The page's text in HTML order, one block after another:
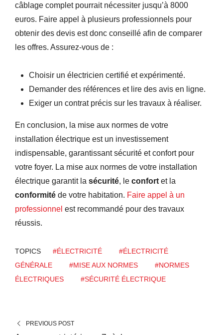
câblage complet pourrait nécessiter jusqu’à 8000
euros. Faire appel à plusieurs professionnels pour
obtenir des devis est donc conseillé afin de comparer
les offres. Assurez-vous de :
Choisir un électricien certifié et expérimenté.
Demander des références et lire des avis en ligne.
Exiger un contrat précis sur les travaux à réaliser.
En conclusion, la mise aux normes de votre
installation électrique est un investissement
indispensable, garantissant sécurité et confort pour
votre foyer. La mise aux normes de votre installation
électrique garantit la sécurité, le confort et la
conformité de votre habitation. Faire appel à un
professionnel est recommandé pour des travaux
réussis.
TOPICS #ÉLECTRICITÉ
#ÉLECTRICITÉ
GÉNÉRALE
#MISE AUX NORMES
#NORMES
ÉLECTRIQUES
#SÉCURITÉ ÉLECTRIQUE
PREVIOUS POST